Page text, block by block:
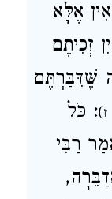
אֶלָּא
זְכִיתֶם
שֶּׁדִּבַּרְתֶּם
): כֹּל
רַבִּי